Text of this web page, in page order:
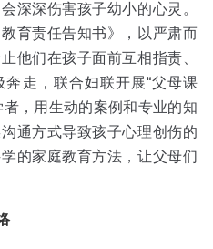
深深伤害孩子幼小的心灵。
育责任告知书》，以严肃而
他们在孩子面前互相指责、
走，联合妇联开展“父母课
，用生动的案例和专业的知
通方式导致孩子心理创伤的
的家庭教育方法，让父母们